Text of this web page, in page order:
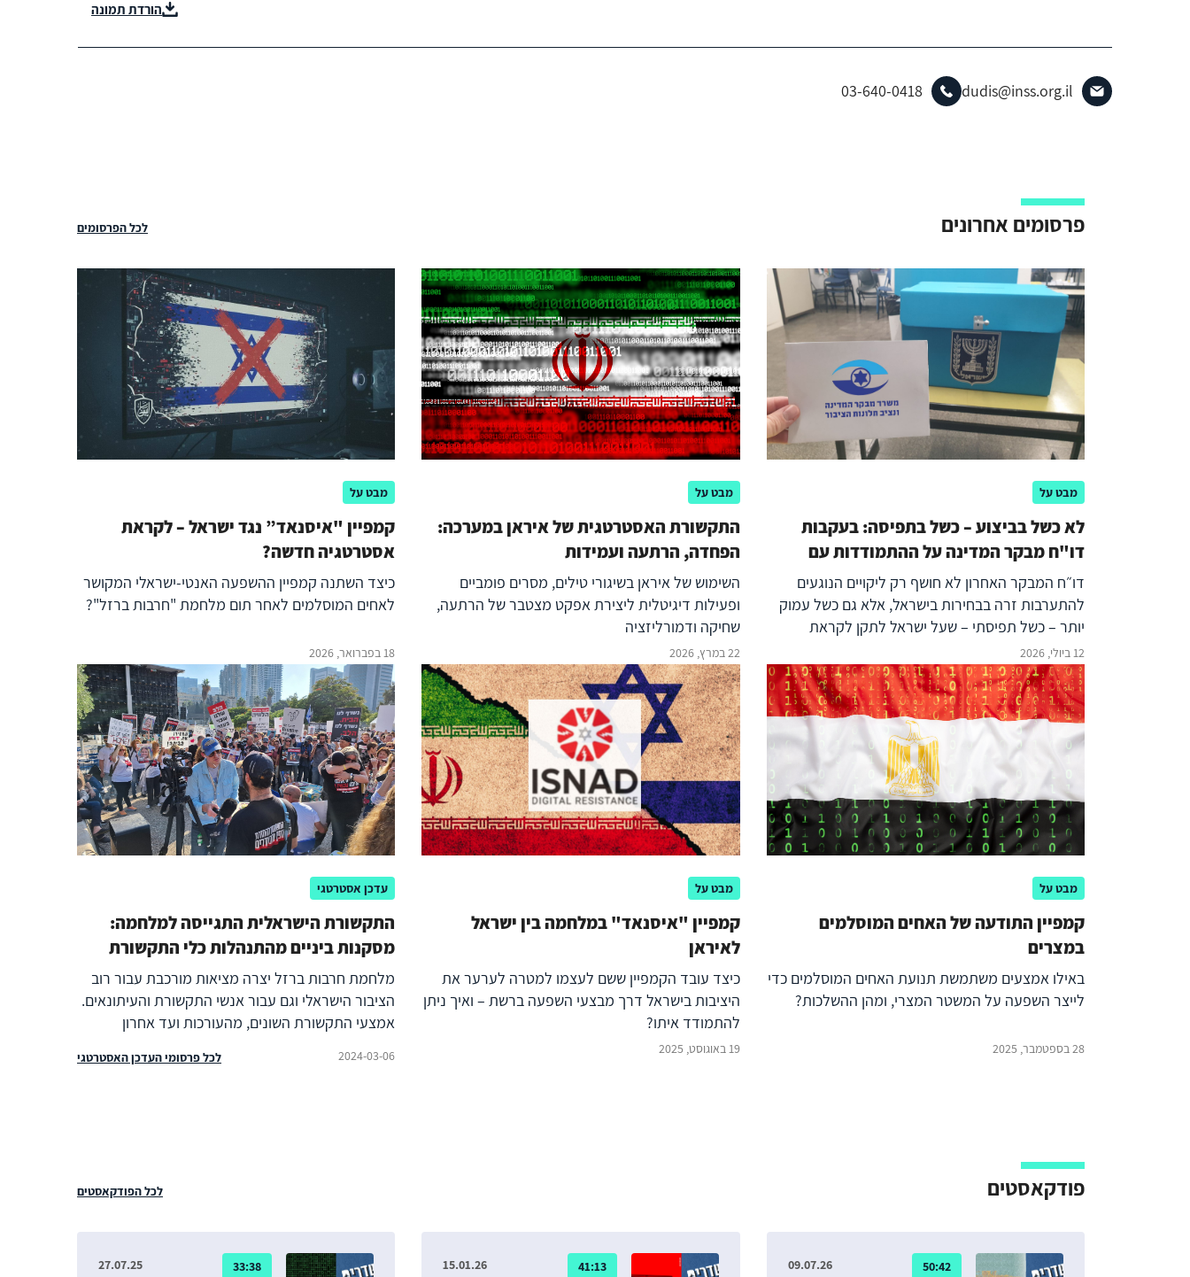
הורדת תמונה
dudis@inss.org.il
03-640-0418
פרסומים אחרונים לכל הפרסומים
מבט על
לא כשל בביצוע – כשל בתפיסה: בעקבות
דו"ח מבקר המדינה על ההתמודדות עם
התערבות זרה בבחירות
דו״ח המבקר האחרון לא חושף רק ליקויים הנוגעים
להתערבות זרה בבחירות בישראל, אלא גם כשל עמוק
יותר – כשל תפיסתי – שעל ישראל לתקן לקראת
הבחירות הקרובות
12 ביולי, 2026
מבט על
התקשורת האסטרטגית של איראן במערכה:
הפחדה, הרתעה ועמידות
השימוש של איראן בשיגורי טילים, מסרים פומביים
ופעילות דיגיטלית ליצירת אפקט מצטבר של הרתעה,
שחיקה ודמורליזציה
22 במרץ, 2026
מבט על
קמפיין "איסנאד” נגד ישראל – לקראת
אסטרטגיה חדשה?
כיצד השתנה קמפיין ההשפעה האנטי-ישראלי המקושר
לאחים המוסלמים לאחר תום מלחמת "חרבות ברזל"?
18 בפברואר, 2026
מבט על
קמפיין התודעה של האחים המוסלמים
במצרים
באילו אמצעים משתמשת תנועת האחים המוסלמים כדי
לייצר השפעה על המשטר המצרי, ומהן ההשלכות?
28 בספטמבר, 2025
מבט על
קמפיין "איסנאד" במלחמה בין ישראל
לאיראן
כיצד עובד הקמפיין ששם לעצמו למטרה לערער את
היציבות בישראל דרך מבצעי השפעה ברשת – ואיך ניתן
להתמודד איתו?
19 באוגוסט, 2025
עדכן אסטרטגי
התקשורת הישראלית התגייסה למלחמה:
מסקנות ביניים מהתנהלות כלי התקשורת
והעיתונאים הישראלים אחרי ה-7 באוקטובר
2023
מלחמת חרבות ברזל יצרה מציאות מורכבת עבור רוב
הציבור הישראלי וגם עבור אנשי התקשורת והעיתונאים.
אמצעי התקשורת השונים, מהעורכות ועד אחרון
באוקטובר 2023 ו"גייסו" את עצמם למאבק נגד האויב
רבים לגבי תפקיד העיתונות במלחמה וגם בשגרה.
2024-03-06 לכל פרסומי העדכן האסטרטגי
פודקאסטים לכל הפודקאסטים
50:42
09.07.26
41:13
15.01.26
33:38
27.07.25